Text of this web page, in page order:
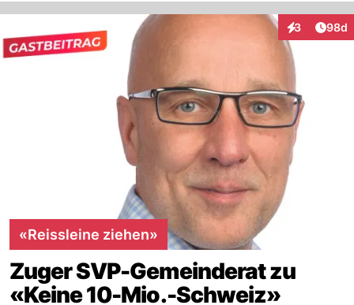
3
Interaktionen
98d
«Reissleine ziehen»
Zuger SVP-Gemeinderat zu
«Keine 10-Mio.-Schweiz»